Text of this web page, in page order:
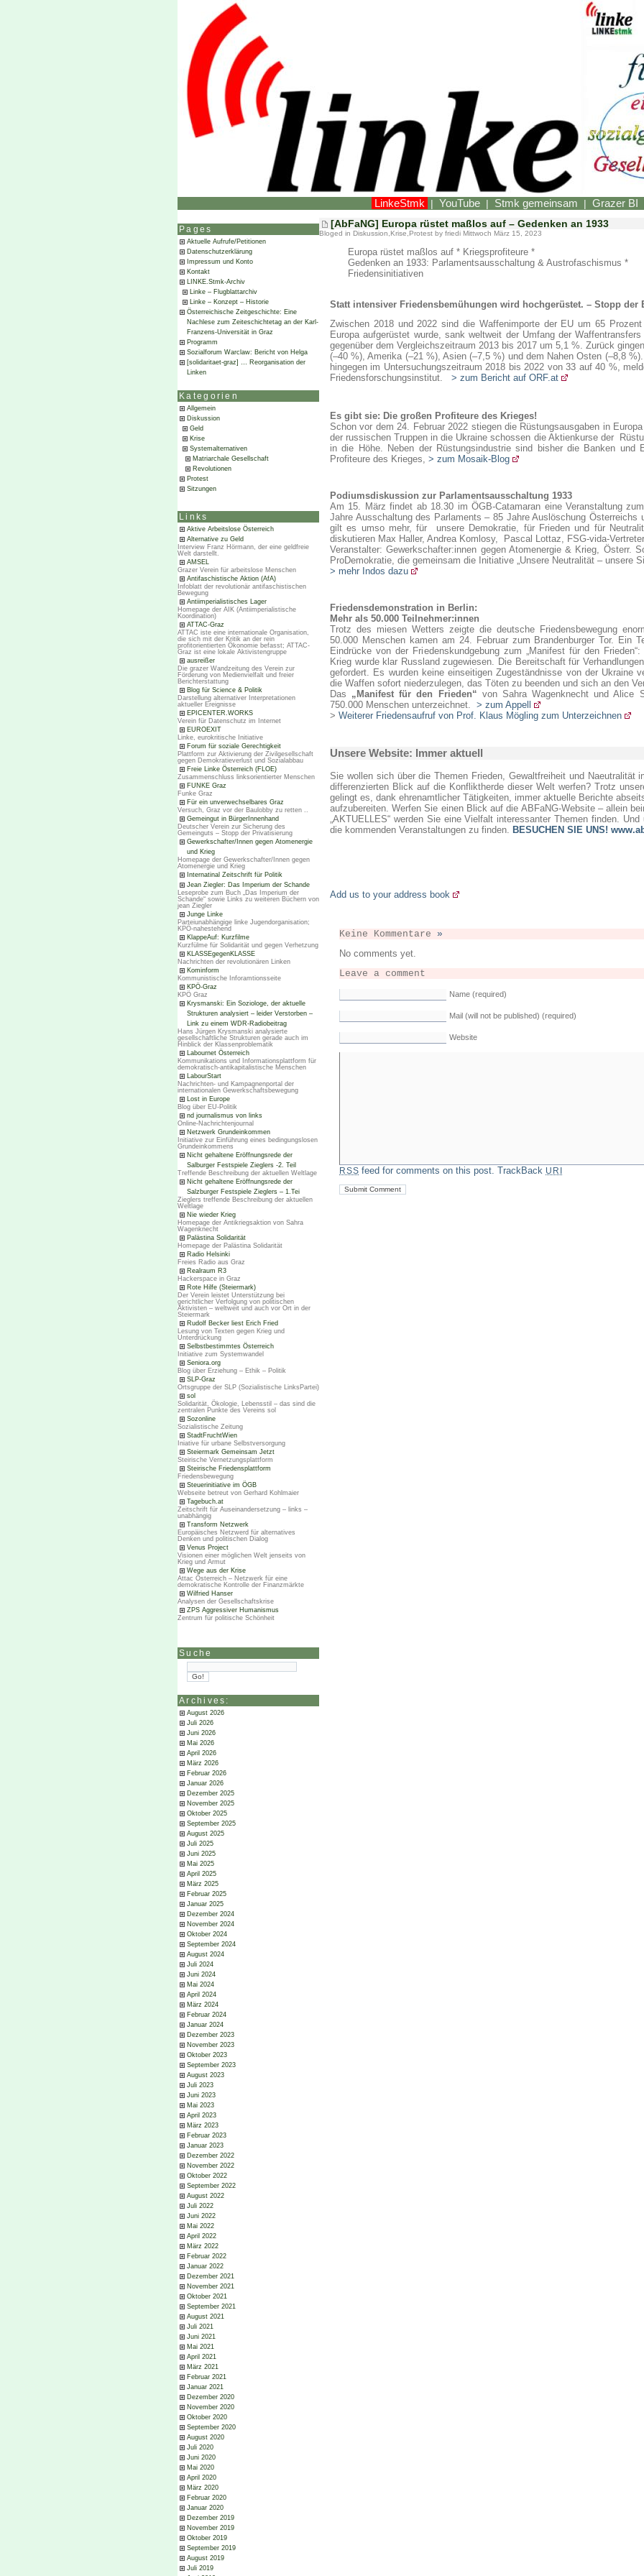
LinkeStmk | YouTube | Stmk gemeinsam | Grazer BI
Pages
Aktuelle Aufrufe/Petitionen
Datenschutzerklärung
Impressum und Konto
Kontakt
LINKE.Stmk-Archiv
Linke – Flugblattarchiv
Linke – Konzept – Historie
Österreichische Zeitgeschichte: Eine
Nachlese zum Zeiteschichtetag an der Karl-
Franzens-Universität in Graz
Programm
Sozialforum Warclaw: Bericht von Helga
[solidaritaet-graz] … Reorganisation der
Linken
Kategorien
Allgemein
Diskussion
Geld
Krise
Systemalternativen
Matriarchale Gesellschaft
Revolutionen
Protest
Sitzungen
Links
Aktive Arbeitslose Österreich
Alternative zu Geld
Interview Franz Hörmann, der eine geldfreie
Welt darstellt.
AMSEL
Grazer Verein für arbeitslose Menschen
Antifaschistische Aktion (AfA)
Infoblatt der revolutionär antifaschistischen
Bewegung
Antiimperialistisches Lager
Homepage der AIK (Antiimperialistische
Koordination)
ATTAC-Graz
ATTAC iste eine internationale Organisation,
die sich mit der Kritik an der rein
profitorientierten Ökonomie befasst; ATTAC-
Graz ist eine lokale Aktivistengruppe
ausreißer
Die grazer Wandzeitung des Verein zur
Förderung von Medienvielfalt und freier
Berichterstattung
Blog für Science & Politik
Darstellung alternativer Interpretationen
aktueller Ereignisse
EPICENTER.WORKS
Verein für Datenschutz im Internet
EUROEXIT
Linke, eurokritische Initiative
Forum für soziale Gerechtigkeit
Plattform zur Aktivierung der Zivilgesellschaft
gegen Demokratieverlust und Sozialabbau
Freie Linke Österreich (FLOE)
Zusammenschluss linksorientierter Menschen
FUNKE Graz
Funke Graz
Für ein unverwechselbares Graz
Versuch, Graz vor der Baulobby zu retten ..
Gemeingut in BürgerInnenhand
Deutscher Verein zur Sicherung des
Gemeinguts – Stopp der Privatisierung
Gewerkschafter/Innen gegen Atomenergie
und Krieg
Homepage der Gewerkschafter/Innen gegen
Atomenergie und Krieg
Internatinal Zeitschrift für Politik
Jean Ziegler: Das Imperium der Schande
Leseprobe zum Buch „Das Imperium der
Schande“ sowie Links zu weiteren Büchern von
jean Ziegler
Junge Linke
Parteiunabhängige linke Jugendorganisation;
KPÖ-nahestehend
KlappeAuf: Kurzfilme
Kurzfülme für Solidarität und gegen Verhetzung
KLASSEgegenKLASSE
Nachrichten der revolutionären Linken
Kominform
Kommunistische Inforamtionsseite
KPÖ-Graz
KPÖ Graz
Krysmanski: Ein Soziologe, der aktuelle
Strukturen analysiert – leider Verstorben –
Link zu einem WDR-Radiobeitrag
Hans Jürgen Krysmanski analysierte
gesellschaftliche Strukturen gerade auch im
Hinblick der Klassenproblematik
Labournet Österreich
Kommunikations und Informationsplattform für
demokratisch-antikapitalistische Menschen
LabourStart
Nachrichten- und Kampagnenportal der
internationalen Gewerkschaftsbewegung
Lost in Europe
Blog über EU-Politik
nd journalismus von links
Online-Nachrichtenjournal
Netzwerk Grundeinkommen
Initiative zur Einführung eines bedingungslosen
Grundeinkommens
Nicht gehaltene Eröffnungsrede der
Salburger Festspiele Zieglers -2. Teil
Treffende Beschreibung der aktuellen Weltlage
Nicht gehaltene Eröffnungsrede der
Salzburger Festspiele Zieglers – 1.Tei
Zieglers treffende Beschreibung der aktuellen
Weltlage
Nie wieder Krieg
Homepage der Antikriegsaktion von Sahra
Wagenknecht
Palästina Solidarität
Homepage der Palästina Solidarität
Radio Helsinki
Freies Radio aus Graz
Realraum R3
Hackerspace in Graz
Rote Hilfe (Steiermark)
Der Verein leistet Unterstützung bei
gerichtlicher Verfolgung von politischen
Aktivisten – weltweit und auch vor Ort in der
Steiermark
Rudolf Becker liest Erich Fried
Lesung von Texten gegen Krieg und
Unterdrückung
Selbstbestimmtes Österreich
Initiative zum Systemwandel
Seniora.org
Blog über Erziehung – Ethik – Politik
SLP-Graz
Ortsgruppe der SLP (Sozialistische LinksPartei)
sol
Solidarität, Ökologie, Lebensstil – das sind die
zentralen Punkte des Vereins sol
Sozonline
Sozialistische Zeitung
StadtFruchtWien
Iniative für urbane Selbstversorgung
Steiermark Gemeinsam Jetzt
Steirische Vernetzungsplattform
Steirische Friedensplattform
Friedensbewegung
Steuerinitiative im ÖGB
Webseite betreut von Gerhard Kohlmaier
Tagebuch.at
Zeitschrift für Auseinandersetzung – links –
unabhängig
Transform Netzwerk
Europäisches Netzwerd für alternatives
Denken und politischen Dialog
Venus Project
Visionen einer möglichen Welt jenseits von
Krieg und Armut
Wege aus der Krise
Attac Österreich – Netzwerk für eine
demokratische Kontrolle der Finanzmärkte
Wilfried Hanser
Analysen der Gesellschaftskrise
ZPS Aggressiver Humanismus
Zentrum für politische Schönheit
Suche
Archives:
August 2026
Juli 2026
Juni 2026
Mai 2026
April 2026
März 2026
Februar 2026
Januar 2026
Dezember 2025
November 2025
Oktober 2025
September 2025
August 2025
Juli 2025
Juni 2025
Mai 2025
April 2025
März 2025
Februar 2025
Januar 2025
Dezember 2024
November 2024
Oktober 2024
September 2024
August 2024
Juli 2024
Juni 2024
Mai 2024
April 2024
März 2024
Februar 2024
Januar 2024
Dezember 2023
November 2023
Oktober 2023
September 2023
August 2023
Juli 2023
Juni 2023
Mai 2023
April 2023
März 2023
Februar 2023
Januar 2023
Dezember 2022
November 2022
Oktober 2022
September 2022
August 2022
Juli 2022
Juni 2022
Mai 2022
April 2022
März 2022
Februar 2022
Januar 2022
Dezember 2021
November 2021
Oktober 2021
September 2021
August 2021
Juli 2021
Juni 2021
Mai 2021
April 2021
März 2021
Februar 2021
Januar 2021
Dezember 2020
November 2020
Oktober 2020
September 2020
August 2020
Juli 2020
Juni 2020
Mai 2020
April 2020
März 2020
Februar 2020
Januar 2020
Dezember 2019
November 2019
Oktober 2019
September 2019
August 2019
Juli 2019
[AbFaNG] Europa rüstet maßlos auf – Gedenken an 1933
Bloged in Diskussion Krise Protest by friedi Mittwoch März 15, 2023
Europa rüstet maßlos auf * Kriegsprofiteure *
Gedenken an 1933: Parlamentsausschaltung & Austrofaschismus *
Friedensinitiativen
Statt intensiver Friedensbemühungen wird hochgerüstet. – Stopp der
Zwischen 2018 und 2022 sind die Waffenimporte der EU um 65
Europa aufgerüstet wurde, sank weltweit der Umfang der
gegenüber dem Vergleichszeitraum 2013 bis 2017 um 5,1 %. Zurück
(–40 %), Amerika (–21 %), Asien (–7,5 %) und dem Nahen Osten (–8,8
hingegen im Untersuchungszeitraum 2018 bis 2022 von 33 auf 40 %,
Friedensforschungsinstitut. > zum Bericht auf ORF.at
Es gibt sie: Die großen Profiteure des Krieges!
Schon vor dem 24. Februar 2022 stiegen die Rüstungsausgaben in
der russischen Truppen in die Ukraine schossen die Aktienkurse der
in die Höhe. Neben der Rüstungsindustrie sind bisher die Banken und
Profiteure des Krieges, > zum Mosaik-Blog
Podiumsdiskussion zur Parlamentsausschaltung 1933
Am 15. März findet ab 18.30 im ÖGB-Catamaran eine Veranstaltung
Jahre Ausschaltung des Parlaments – 85 Jahre Auslöschung Österreichs
gilt es umso mehr, für unsere Demokratie, für Frieden und für
diskutieren Max Haller, Andrea Komlosy, Pascal Lottaz, FSG-vida-
Veranstalter: Gewerkschafter:innen gegen Atomenergie & Krieg, Österr.
ProDemokratie, die gemeinsam die Initiative „Unsere Neutralität – unsere
> mehr Indos dazu
Friedensdemonstration in Berlin:
Mehr als 50.000 Teilnehmer:innen
Trotz des miesen Wetters zeigte die deutsche Friedensbewegung
50.000 Menschen kamen am 24. Februar zum Brandenburger Tor. Ein
Eindrücke von der Friedenskundgebung zum „Manifest für den
Krieg wurde klar Russland zugewiesen. Die Bereitschaft für
gefordert. Es wurden keine einseitigen Zugeständnisse von der Ukraine
die Waffen sofort niederzulegen, das Töten zu beenden und sich an den
Das „Manifest für den Frieden“ von Sahra Wagenknecht und Alice
750.000 Menschen unterzeichnet.
> zum Appell
> Weiterer Friedensaufruf von Prof. Klaus Mögling zum Unterzeichnen
Unsere Website: Immer aktuell
Sie wollen sich über die Themen Frieden, Gewaltfreiheit und Naeutralität
differenzierten Blick auf die Konfliktherde dieser Welt werfen? Trotz
gelingt es, dank ehrenamtlicher Tätigkeiten, immer aktuelle Berichte
aufzubereiten. Werfen Sie einen Blick auf die ABFaNG-Website – allein
„AKTUELLES“ werden Sie eine Vielfalt interessanter Themen finden.
die kommenden Veranstaltungen zu finden.
BESUCHEN SIE UNS!
Add us to your address book
Keine Kommentare »
No comments yet.
Leave a comment
Name (required)
Mail (will not be published) (required)
Website
RSS feed for comments on this post. TrackBack URI